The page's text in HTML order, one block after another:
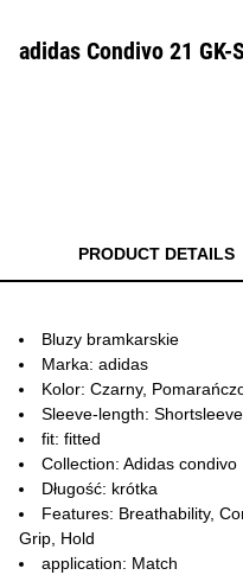
adidas Condivo 21
PRODUCT DETAILS
Bluzy bramkarskie
Marka: adidas
Kolor: Czarny,
Sleeve-length: Shortsleeve
fit: fitted
Collection: Adidas condivo
Długość: krótka
Features: Breathability,
Grip, Hold
application: Match